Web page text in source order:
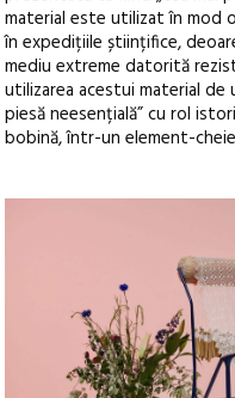
material este utilizat în mod
în expedițiile științifice,
mediu extreme datorită
utilizarea acestui material de
piesă neesențială” cu rol
bobină, într-un element-